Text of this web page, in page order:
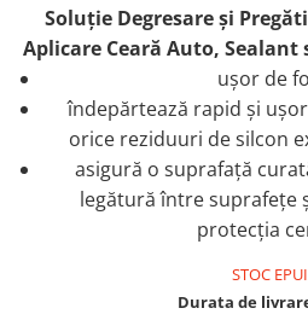
Soluţie Degresare şi
Aplicare Ceară Auto, Sealant
ușor de
îndepărtează rapid și
orice reziduuri de silcon
asigură o suprafață
legătură între suprafețe
protecția
STOC
Durata de